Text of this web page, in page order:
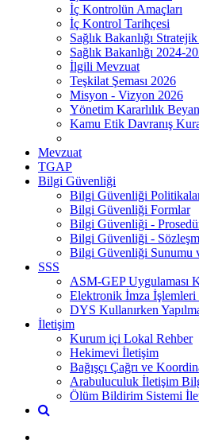
İç Kontrolün Amaçları
İç Kontrol Tarihçesi
Sağlık Bakanlığı
Sağlık Bakanlığı 2024-
İlgili Mevzuat
Teşkilat Şeması 2026
Misyon - Vizyon 2026
Yönetim Kararlılık
Kamu Etik Davranış
Mevzuat
TGAP
Bilgi Güvenliği
Bilgi Güvenliği
Bilgi Güvenliği Formlar
Bilgi Güvenliği -
Bilgi Güvenliği -
Bilgi Güvenliği Sunumu
SSS
ASM-GEP Uygulaması
Elektronik İmza İşlemleri
DYS Kullanırken
İletişim
Kurum içi Lokal Rehber
Hekimevi İletişim
Bağışçı Çağrı ve
Arabuluculuk İletişim
Ölüm Bildirim Sistemi